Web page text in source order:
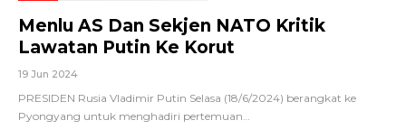
Menlu AS Dan Sekjen NATO Kritik
Lawatan Putin Ke Korut
19 Jun 2024
PRESIDEN Rusia Vladimir Putin Selasa (18/6/2024) berangkat ke
Pyongyang untuk menghadiri pertemuan